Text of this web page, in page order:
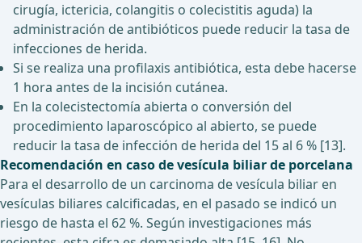
cirugía, ictericia, colangitis o colecistitis aguda) la
administración de antibióticos puede reducir la tasa de
infecciones de herida.
Si se realiza una profilaxis antibiótica, esta debe hacerse
1 hora antes de la incisión cutánea.
En la colecistectomía abierta o conversión del
procedimiento laparoscópico al abierto, se puede
reducir la tasa de infección de herida del 15 al 6 % [13].
Recomendación en caso de vesícula biliar de porcelana
Para el desarrollo de un carcinoma de vesícula biliar en
vesículas biliares calcificadas, en el pasado se indicó un
riesgo de hasta el 62 %. Según investigaciones más